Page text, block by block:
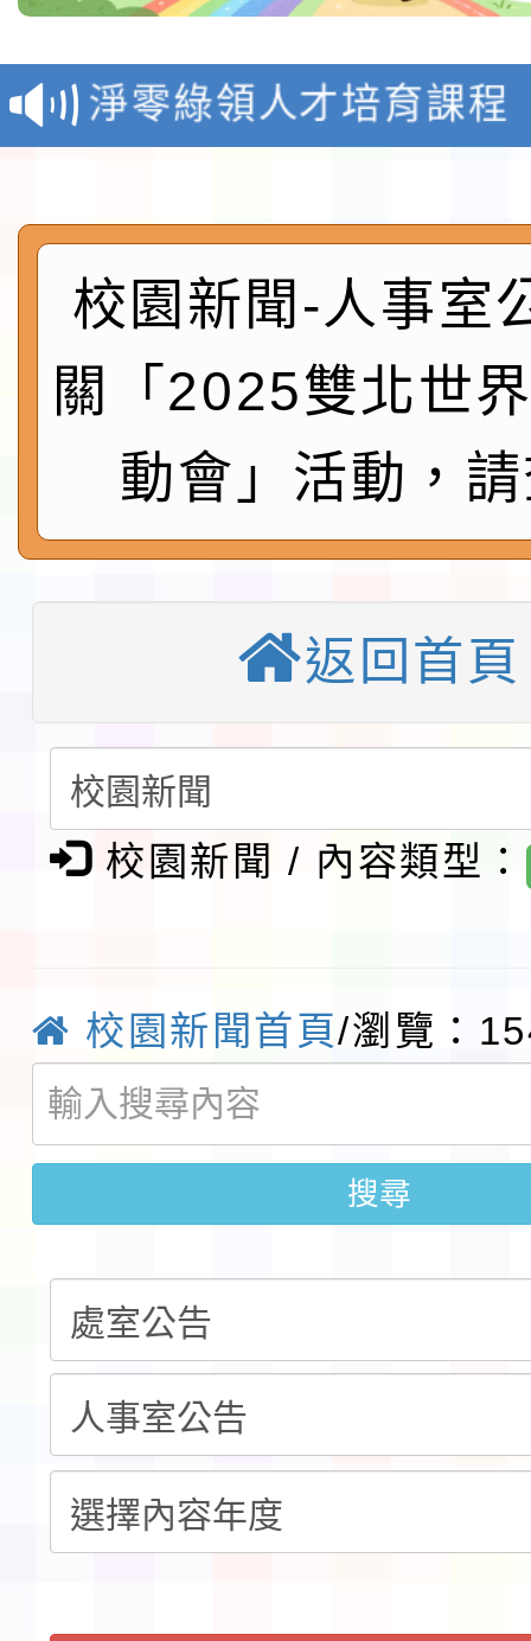
教育部校安中心白海豚
報
淨零綠領人才培育課程
檢送桃園市115學年度
及師生本土語及新住民
實施要點各1份
115年食農教育專業人
程
函轉國家通訊傳播委員
鎮韌性（防空）演習－
「115年金融知識線上
本校115學年度第1學
第3次招考代課鐘點教
檢送「桃園市115學年
程安排一案
「桃園市補助參觀特色
展演活動實施計畫」
請一案
教育部校安中心白海豚
報
淨零綠領人才培育課程
檢送桃園市115學年度
實施要點各1份
程
函轉國家通訊傳播委員
鎮韌性（防空）演習－
速演練執行計畫」
「115年金融知識線上
法」
本校115學年度第1學
第3次招考代課鐘點教
告(不再辦理後續甄選)
檢送「桃園市115學年
賽實施要點」1份
本市「115學年度學生
程安排一案
「桃園市補助參觀特色
展演活動實施計畫」
請一案
校園新聞-人事室
關「2025雙北世
動會」活動，
返回首頁
校園新聞 / 內容類型：
校園新聞首頁/瀏覽：
搜尋